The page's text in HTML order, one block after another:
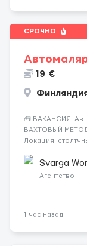
СРОЧНО
19 €
🧰 ВАКАНСИЯ:
ВАХТОВЫЙ
Локация:
час брутто 🏠
Контакт: +3725672...
Svarga
Агентство
1 час назад